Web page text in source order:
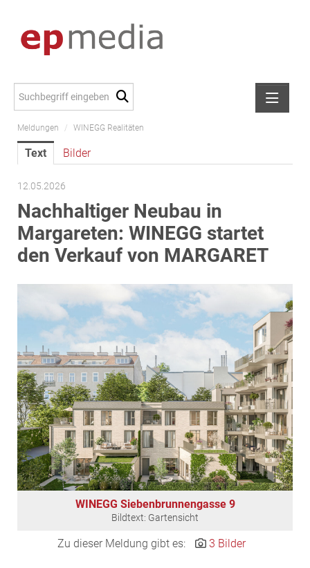
Meldungen
Alexander Peer
amb Development
ATL Immoinvest
AURE Immobilien
Austria Sotheby's International Realty
EDEX Immobilien
EPHIC Group
epmedia Werbeagentur
ESTINA Immobilien
Greystar
Grossmann + Kaswurm Immobilien
Gutwerk Immobilien Treuhand
HANDLER Gruppe
HARING Group
HARING Group + WINEGG Realitäten
IG Immobilien
Meldungen / WINEGG Realitäten
Text Bilder
12.05.2026
Nachhaltiger Neubau in
Margareten: WINEGG startet
den Verkauf von MARGARET
WINEGG Siebenbrunnengasse 9
Bildtext: Gartensicht
Zu dieser Meldung gibt es: 3 Bilder